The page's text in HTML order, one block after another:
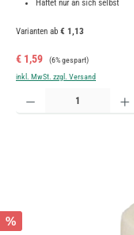
Haftet nur an sich selbst
Varianten ab € 1,13
Verkaufspreis:
€ 1,59 Regulärer Preis:
(6% gespart)
inkl. MwSt. zzgl. Versand
Produkt Anzahl: Gib den
%